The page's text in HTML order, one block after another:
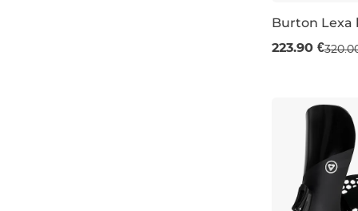
Výpredaj -30
Burton Lexa
223.90 €